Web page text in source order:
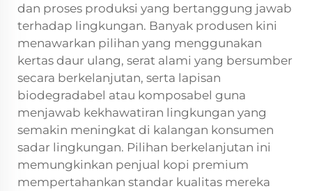
dan proses produksi yang bertanggung jawab
terhadap lingkungan. Banyak produsen kini
menawarkan pilihan yang menggunakan
kertas daur ulang, serat alami yang bersumber
secara berkelanjutan, serta lapisan
biodegradabel atau komposabel guna
menjawab kekhawatiran lingkungan yang
semakin meningkat di kalangan konsumen
sadar lingkungan. Pilihan berkelanjutan ini
memungkinkan penjual kopi premium
mempertahankan standar kualitas mereka